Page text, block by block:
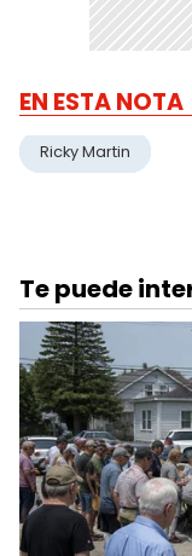
EN ESTA NOTA
Ricky Martin